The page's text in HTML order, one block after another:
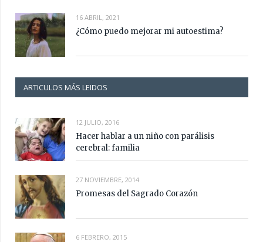
16 ABRIL, 2021
¿Cómo puedo mejorar mi autoestima?
ARTICULOS MÁS LEIDOS
12 JULIO, 2016
Hacer hablar a un niño con parálisis
cerebral: familia
27 NOVIEMBRE, 2014
Promesas del Sagrado Corazón
6 FEBRERO, 2015